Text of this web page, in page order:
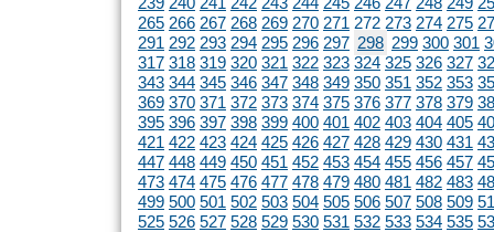
265 266 267 268 269 270 271 272 273 274 275
291 292 293 294 295 296 297 298 299 300 301
317 318 319 320 321 322 323 324 325 326 327
343 344 345 346 347 348 349 350 351 352 353
369 370 371 372 373 374 375 376 377 378 379
395 396 397 398 399 400 401 402 403 404 405
421 422 423 424 425 426 427 428 429 430 431
447 448 449 450 451 452 453 454 455 456 457
473 474 475 476 477 478 479 480 481 482 483
499 500 501 502 503 504 505 506 507 508 509
525 526 527 528 529 530 531 532 533 534 535